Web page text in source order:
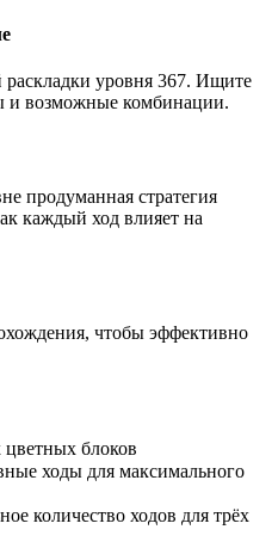
раскладки уровня 367. Ищите
и возможные комбинации.
продуманная стратегия
каждый ход влияет на
чтобы эффективно
цветных блоков
ходы для максимального
количество ходов для трёх